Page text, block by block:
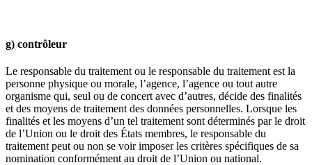
g) contrôleur
Le responsable du traitement ou le responsable du traitement est la
personne physique ou morale, l’agence, l’agence ou tout autre
organisme qui, seul ou de concert avec d’autres, décide des finalités
et des moyens de traitement des données personnelles. Lorsque les
finalités et les moyens d’un tel traitement sont déterminés par le droit
de l’Union ou le droit des États membres, le responsable du
traitement peut ou non se voir imposer les critères spécifiques de sa
nomination conformément au droit de l’Union ou national.